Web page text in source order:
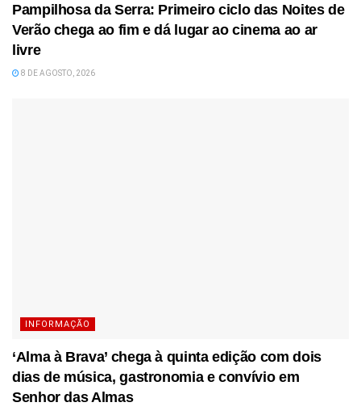
Pampilhosa da Serra: Primeiro ciclo das Noites de
Verão chega ao fim e dá lugar ao cinema ao ar
livre
8 DE AGOSTO, 2026
INFORMAÇÃO
‘Alma à Brava’ chega à quinta edição com dois
dias de música, gastronomia e convívio em
Senhor das Almas